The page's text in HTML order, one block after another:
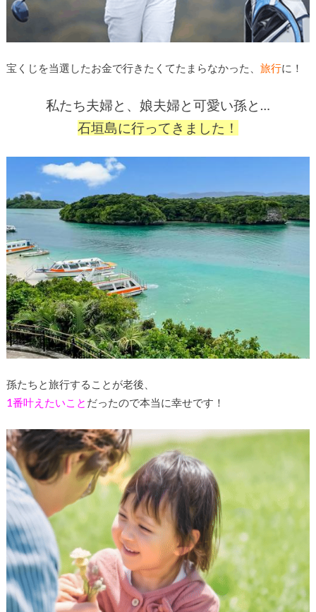
宝くじを当選したお金で行きたくてたまらなかった、 旅行に！
私たち夫婦と、娘夫婦と可愛い孫と…
石垣島に行ってきました！
孫たちと旅行することが老後、
1番叶えたいこと だったので本当に幸せです！